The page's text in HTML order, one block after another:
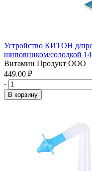
Устройство КИТОН д/
шиповником/солодкой 14
Витамин Продукт ООО
449.00 ₽
-
В корзину